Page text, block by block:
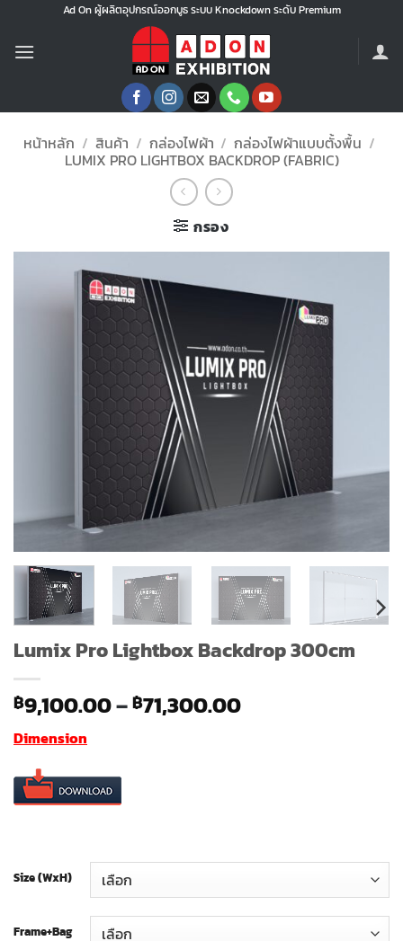
ยัง
Ad On ผู้ผลิตอุปกรณ์ออกบูธ ระบบ Knockdown ระดับ Premium
หน้าหลัก / สินค้า / กล่องไฟผ้า / กล่องไฟผ้าแบบตั้งพื้น /
LUMIX PRO LIGHTBOX BACKDROP (FABRIC)
กรอง
Lumix Pro Lightbox Backdrop 300cm
฿9,100.00–฿71,300.00Price
Dimension
Size (WxH)
Frame+Bag